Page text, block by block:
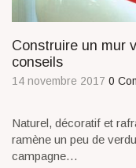
Construire un mur
conseils
14 novembre 2017 0
Naturel, décoratif et
ramène un peu de
campagne…